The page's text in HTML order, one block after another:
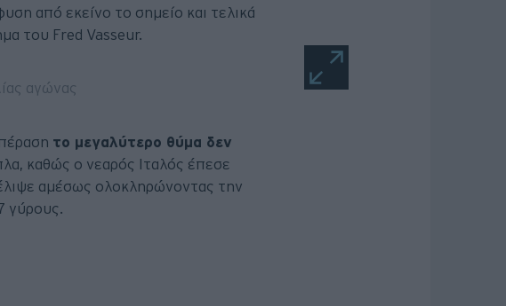
από εκείνο το σημείο και τελικά
του Fred Vasseur.
το μεγαλύτερο θύμα δεν
καθώς ο νεαρός Ιταλός έπεσε
αμέσως ολοκληρώνοντας την
γύρους.